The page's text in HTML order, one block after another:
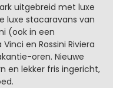
uitgebreid met luxe
luxe stacaravans van
(ook in een
en Rossini Riviera
oren. Nieuwe
en lekker fris ingericht,